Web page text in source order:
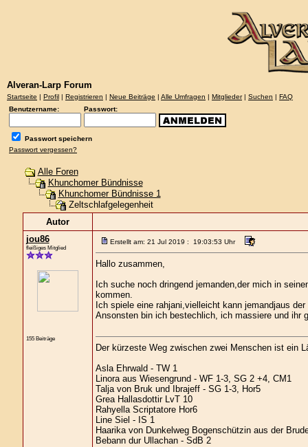
Alveran-Larp Forum
Startseite | Profil | Registrieren | Neue Beiträge | Alle Umfragen | Mitglieder| Suchen | FAQ
Benutzername:
Passwort:
Passwort speichern
Passwort vergessen?
Alle Foren
Khunchomer Bündnisse
Khunchomer Bündnisse 1
Zeltschlafgelegenheit
Autor
jou86
fleißiges Mitglied
155 Beiträge
Erstellt am: 21 Jul 2019 : 19:03:53 Uhr
Hallo zusammen,
Ich suche noch dringend jemanden,der mich in
kommen.
Ich spiele eine rahjani,vielleicht kann jemandjaus
Ansonsten bin ich bestechlich, ich massiere und ihr
Der kürzeste Weg zwischen zwei Menschen ist ein
Asla Ehrwald - TW 1
Linora aus Wiesengrund - WF 1-3, SG 2 +4, CM1
Talja von Bruk und Ibrajeff - SG 1-3, Hor5
Grea Hallasdottir LvT 10
Rahyella Scriptatore Hor6
Line Siel - IS 1
Haarika von Dunkelweg Bogenschützin aus der
Bebann dur Ullachan - SdB 2